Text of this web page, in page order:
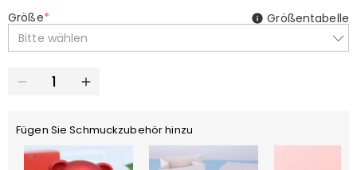
Größe*
Bitte wählen
Größentabelle
Fügen Sie Schmuckzubehör hinzu